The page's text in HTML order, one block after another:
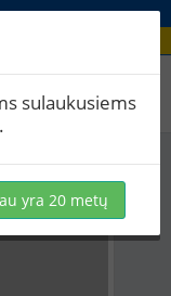
sulaukusiems
yra 20 metų